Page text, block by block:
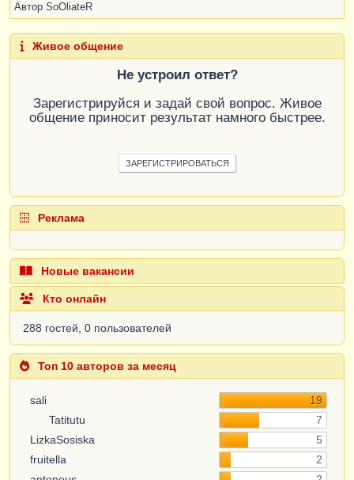
Автор SoOliateR
Живое общение
Не устроил ответ?
Зарегистрируйся и задай свой вопрос. Живое
общение приносит результат намного быстрее.
ЗАРЕГИСТРИРОВАТЬСЯ
Реклама
Новые вакансии
Кто онлайн
288 гостей, 0 пользователей
Топ 10 авторов за месяц
sali
19
Tatitutu
7
LizkaSosiska
5
fruitella
2